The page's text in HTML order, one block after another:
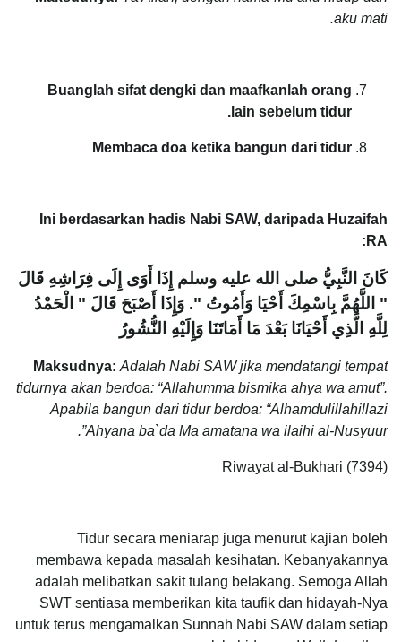
aku mati.
Buanglah sifat dengki dan maafkanlah orang
lain sebelum tidur.
Membaca doa ketika bangun dari tidur
Ini berdasarkan hadis Nabi SAW, daripada Huzaifah
RA:
كَانَ النَّبِيُّ صلى الله عليه وسلم إِذَا أَوَى إِلَى فِرَاشِهِ قَالَ
‏"‏ اللَّهُمَّ بِاسْمِكَ أَحْيَا وَأَمُوتُ ‏"‏‏.‏ وَإِذَا أَصْبَحَ قَالَ ‏"‏ الْحَمْدُ
لِلَّهِ الَّذِي أَحْيَانَا بَعْدَ مَا أَمَاتَنَا وَإِلَيْهِ النُّشُورُ
Maksudnya: Adalah Nabi SAW jika mendatangi tempat
tidurnya akan berdoa: “Allahumma bismika ahya wa amut”.
Apabila bangun dari tidur berdoa: “Alhamdulillahillazi
Ahyana ba`da Ma amatana wa ilaihi al-Nusyuur”.
Riwayat al-Bukhari (7394)
Tidur secara meniarap juga menurut kajian boleh
membawa kepada masalah kesihatan. Kebanyakannya
adalah melibatkan sakit tulang belakang. Semoga Allah
SWT sentiasa memberikan kita taufik dan hidayah-Nya
untuk terus mengamalkan Sunnah Nabi SAW dalam setiap